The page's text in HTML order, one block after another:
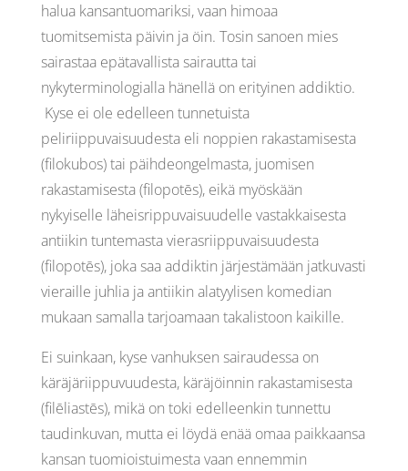
halua kansantuomariksi, vaan himoaa
tuomitsemista päivin ja öin. Tosin sanoen mies
sairastaa epätavallista sairautta tai
nykyterminologialla hänellä on erityinen addiktio.
Kyse ei ole edelleen tunnetuista
peliriippuvaisuudesta eli noppien rakastamisesta
(filokubos) tai päihdeongelmasta, juomisen
rakastamisesta (filopotēs), eikä myöskään
nykyiselle läheisrippuvaisuudelle vastakkaisesta
antiikin tuntemasta vierasriippuvaisuudesta
(filopotēs), joka saa addiktin järjestämään jatkuvasti
vieraille juhlia ja antiikin alatyylisen komedian
mukaan samalla tarjoamaan takalistoon kaikille.
Ei suinkaan, kyse vanhuksen sairaudessa on
käräjäriippuvuudesta, käräjöinnin rakastamisesta
(filēliastēs), mikä on toki edelleenkin tunnettu
taudinkuvan, mutta ei löydä enää omaa paikkaansa
kansan tuomioistuimesta vaan ennemmin